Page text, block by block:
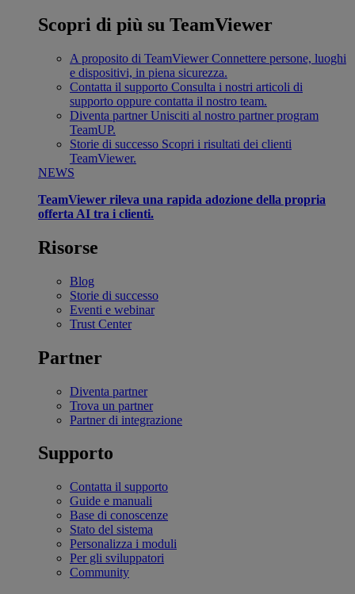
Scopri di più su TeamViewer
A proposito di TeamViewer Connettere persone, luoghi
e dispositivi, in piena sicurezza.
Contatta il supporto Consulta i nostri articoli di
supporto oppure contatta il nostro team.
Diventa partner Unisciti al nostro partner program
TeamUP.
Storie di successo Scopri i risultati dei clienti
TeamViewer.
NEWS
TeamViewer rileva una rapida adozione della propria
offerta AI tra i clienti.
Risorse
Blog
Storie di successo
Eventi e webinar
Trust Center
Partner
Diventa partner
Trova un partner
Partner di integrazione
Supporto
Contatta il supporto
Guide e manuali
Base di conoscenze
Stato del sistema
Personalizza i moduli
Per gli sviluppatori
Community